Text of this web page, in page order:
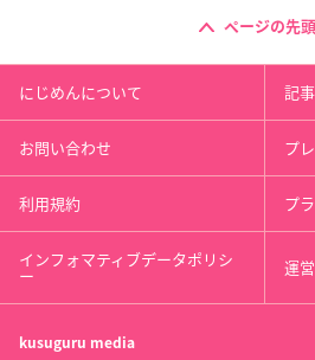
ページの先
にじめんについて 記
お問い合わせ プ
利用規約 プ
インフォマティブデータポリシ
ー 運
kusuguru media